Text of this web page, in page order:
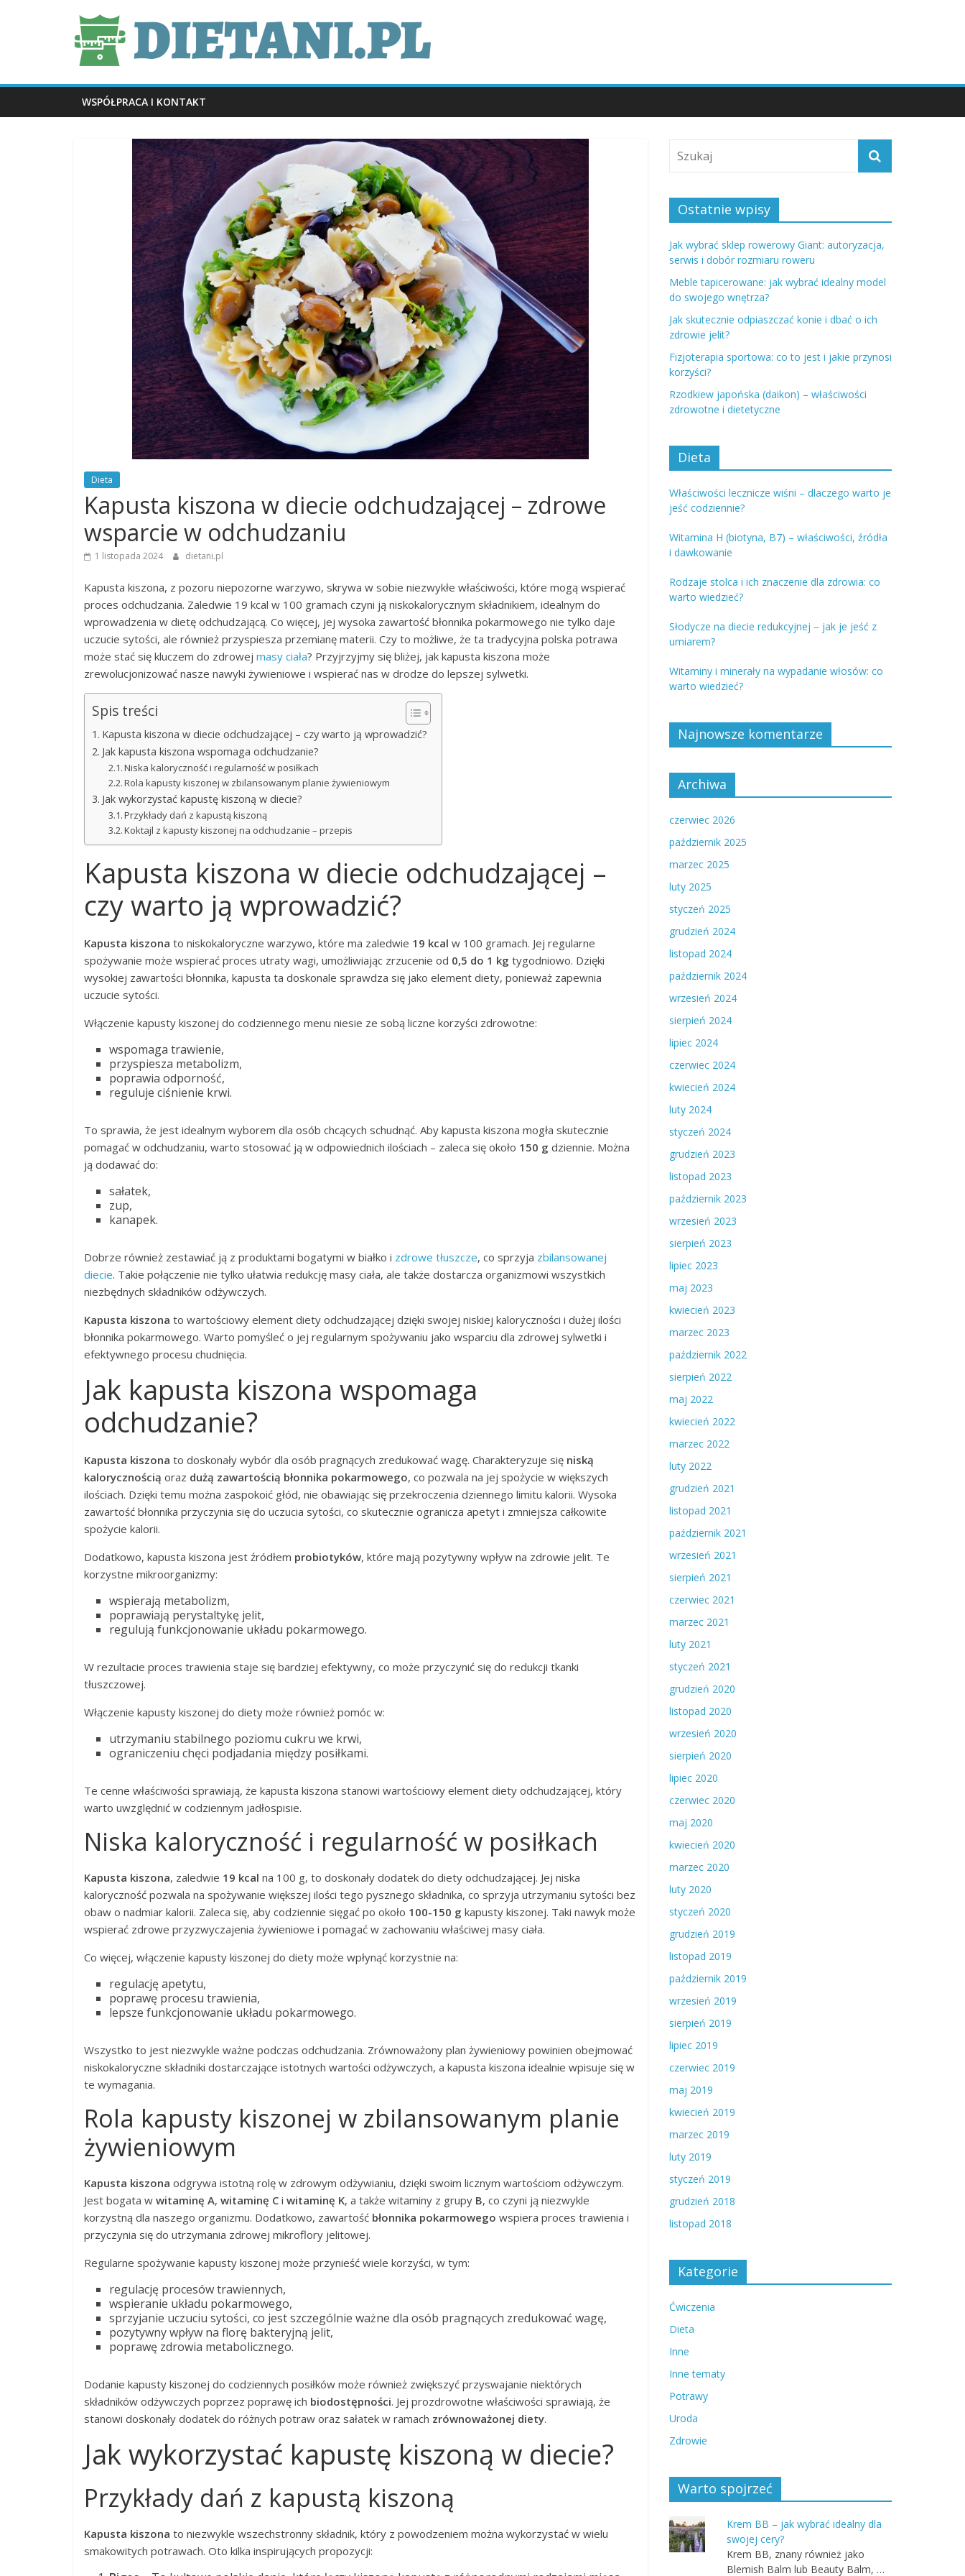
dietani.pl
WSPÓŁPRACA I KONTAKT
Dieta
Kapusta kiszona w diecie odchudzającej – zdrowe
wsparcie w odchudzaniu
1 listopada 2024 dietani.pl
Kapusta kiszona, z pozoru niepozorne warzywo, skrywa w sobie niezwykłe właściwości, które mogą wspierać
proces odchudzania. Zaledwie 19 kcal w 100 gramach czyni ją niskokalorycznym składnikiem, idealnym do
wprowadzenia w dietę odchudzającą. Co więcej, jej wysoka zawartość błonnika pokarmowego nie tylko daje
uczucie sytości, ale również przyspiesza przemianę materii. Czy to możliwe, że ta tradycyjna polska potrawa
może stać się kluczem do zdrowej masy ciała? Przyjrzyjmy się bliżej, jak kapusta kiszona może
zrewolucjonizować nasze nawyki żywieniowe i wspierać nas w drodze do lepszej sylwetki.
Spis treści
Kapusta kiszona w diecie odchudzającej – czy warto ją wprowadzić?
Jak kapusta kiszona wspomaga odchudzanie?
Niska kaloryczność i regularność w posiłkach
Rola kapusty kiszonej w zbilansowanym planie żywieniowym
Jak wykorzystać kapustę kiszoną w diecie?
Przykłady dań z kapustą kiszoną
Koktajl z kapusty kiszonej na odchudzanie – przepis
Kapusta kiszona w diecie odchudzającej –
czy warto ją wprowadzić?
Kapusta kiszona to niskokaloryczne warzywo, które ma zaledwie 19 kcal w 100 gramach. Jej regularne
spożywanie może wspierać proces utraty wagi, umożliwiając zrzucenie od 0,5 do 1 kg tygodniowo. Dzięki
wysokiej zawartości błonnika, kapusta ta doskonale sprawdza się jako element diety, ponieważ zapewnia
uczucie sytości.
Włączenie kapusty kiszonej do codziennego menu niesie ze sobą liczne korzyści zdrowotne:
wspomaga trawienie,
przyspiesza metabolizm,
poprawia odporność,
reguluje ciśnienie krwi.
To sprawia, że jest idealnym wyborem dla osób chcących schudnąć. Aby kapusta kiszona mogła skutecznie
pomagać w odchudzaniu, warto stosować ją w odpowiednich ilościach – zaleca się około 150 g dziennie. Można
ją dodawać do:
sałatek,
zup,
kanapek.
Dobrze również zestawiać ją z produktami bogatymi w białko i zdrowe tłuszcze, co sprzyja zbilansowanej
diecie. Takie połączenie nie tylko ułatwia redukcję masy ciała, ale także dostarcza organizmowi wszystkich
niezbędnych składników odżywczych.
Kapusta kiszona to wartościowy element diety odchudzającej dzięki swojej niskiej kaloryczności i dużej ilości
błonnika pokarmowego. Warto pomyśleć o jej regularnym spożywaniu jako wsparciu dla zdrowej sylwetki i
efektywnego procesu chudnięcia.
Jak kapusta kiszona wspomaga
odchudzanie?
Kapusta kiszona to doskonały wybór dla osób pragnących zredukować wagę. Charakteryzuje się niską
kalorycznością oraz dużą zawartością błonnika pokarmowego, co pozwala na jej spożycie w większych
ilościach. Dzięki temu można zaspokoić głód, nie obawiając się przekroczenia dziennego limitu kalorii. Wysoka
zawartość błonnika przyczynia się do uczucia sytości, co skutecznie ogranicza apetyt i zmniejsza całkowite
spożycie kalorii.
Dodatkowo, kapusta kiszona jest źródłem probiotyków, które mają pozytywny wpływ na zdrowie jelit. Te
korzystne mikroorganizmy:
wspierają metabolizm,
poprawiają perystaltykę jelit,
regulują funkcjonowanie układu pokarmowego.
W rezultacie proces trawienia staje się bardziej efektywny, co może przyczynić się do redukcji tkanki
tłuszczowej.
Włączenie kapusty kiszonej do diety może również pomóc w:
utrzymaniu stabilnego poziomu cukru we krwi,
ograniczeniu chęci podjadania między posiłkami.
Te cenne właściwości sprawiają, że kapusta kiszona stanowi wartościowy element diety odchudzającej, który
warto uwzględnić w codziennym jadłospisie.
Niska kaloryczność i regularność w posiłkach
Kapusta kiszona, zaledwie 19 kcal na 100 g, to doskonały dodatek do diety odchudzającej. Jej niska
kaloryczność pozwala na spożywanie większej ilości tego pysznego składnika, co sprzyja utrzymaniu sytości bez
obaw o nadmiar kalorii. Zaleca się, aby codziennie sięgać po około 100-150 g kapusty kiszonej. Taki nawyk może
wspierać zdrowe przyzwyczajenia żywieniowe i pomagać w zachowaniu właściwej masy ciała.
Co więcej, włączenie kapusty kiszonej do diety może wpłynąć korzystnie na:
regulację apetytu,
poprawę procesu trawienia,
lepsze funkcjonowanie układu pokarmowego.
Wszystko to jest niezwykle ważne podczas odchudzania. Zrównoważony plan żywieniowy powinien obejmować
niskokaloryczne składniki dostarczające istotnych wartości odżywczych, a kapusta kiszona idealnie wpisuje się w
te wymagania.
Rola kapusty kiszonej w zbilansowanym planie
żywieniowym
Kapusta kiszona odgrywa istotną rolę w zdrowym odżywianiu, dzięki swoim licznym wartościom odżywczym.
Jest bogata w witaminę A, witaminę C i witaminę K, a także witaminy z grupy B, co czyni ją niezwykle
korzystną dla naszego organizmu. Dodatkowo, zawartość błonnika pokarmowego wspiera proces trawienia i
przyczynia się do utrzymania zdrowej mikroflory jelitowej.
Regularne spożywanie kapusty kiszonej może przynieść wiele korzyści, w tym:
regulację procesów trawiennych,
wspieranie układu pokarmowego,
sprzyjanie uczuciu sytości, co jest szczególnie ważne dla osób pragnących zredukować wagę,
pozytywny wpływ na florę bakteryjną jelit,
poprawę zdrowia metabolicznego.
Dodanie kapusty kiszonej do codziennych posiłków może również zwiększyć przyswajanie niektórych
składników odżywczych poprzez poprawę ich biodostępności. Jej prozdrowotne właściwości sprawiają, że
stanowi doskonały dodatek do różnych potraw oraz sałatek w ramach zrównoważonej diety.
Jak wykorzystać kapustę kiszoną w diecie?
Przykłady dań z kapustą kiszoną
Kapusta kiszona to niezwykle wszechstronny składnik, który z powodzeniem można wykorzystać w wielu
smakowitych potrawach. Oto kilka inspirujących propozycji:
Ostatnie wpisy
Jak wybrać sklep rowerowy Giant: autoryzacja,
serwis i dobór rozmiaru roweru
Meble tapicerowane: jak wybrać idealny model
do swojego wnętrza?
Jak skutecznie odpiaszczać konie i dbać o ich
zdrowie jelit?
Fizjoterapia sportowa: co to jest i jakie przynosi
korzyści?
Rzodkiew japońska (daikon) – właściwości
zdrowotne i dietetyczne
Dieta
Właściwości lecznicze wiśni – dlaczego warto je
jeść codziennie?
Witamina H (biotyna, B7) – właściwości, źródła
i dawkowanie
Rodzaje stolca i ich znaczenie dla zdrowia: co
warto wiedzieć?
Słodycze na diecie redukcyjnej – jak je jeść z
umiarem?
Witaminy i minerały na wypadanie włosów: co
warto wiedzieć?
Najnowsze komentarze
Archiwa
czerwiec 2026
październik 2025
marzec 2025
luty 2025
styczeń 2025
grudzień 2024
listopad 2024
październik 2024
wrzesień 2024
sierpień 2024
lipiec 2024
czerwiec 2024
kwiecień 2024
luty 2024
styczeń 2024
grudzień 2023
listopad 2023
październik 2023
wrzesień 2023
sierpień 2023
lipiec 2023
maj 2023
kwiecień 2023
marzec 2023
październik 2022
sierpień 2022
maj 2022
kwiecień 2022
marzec 2022
luty 2022
grudzień 2021
listopad 2021
październik 2021
wrzesień 2021
sierpień 2021
czerwiec 2021
marzec 2021
luty 2021
styczeń 2021
grudzień 2020
listopad 2020
wrzesień 2020
sierpień 2020
lipiec 2020
czerwiec 2020
maj 2020
kwiecień 2020
marzec 2020
luty 2020
styczeń 2020
grudzień 2019
listopad 2019
październik 2019
wrzesień 2019
sierpień 2019
lipiec 2019
czerwiec 2019
maj 2019
kwiecień 2019
marzec 2019
luty 2019
styczeń 2019
grudzień 2018
listopad 2018
Kategorie
Ćwiczenia
Dieta
Inne
Inne tematy
Potrawy
Uroda
Zdrowie
Warto spojrzeć
Krem BB – jak wybrać idealny dla
swojej cery?
Krem BB, znany również jako
Blemish Balm lub Beauty Balm, …